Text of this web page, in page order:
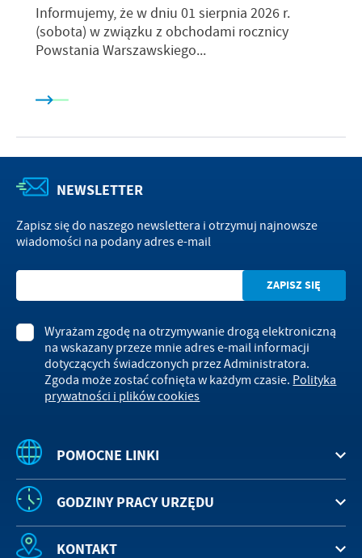
Informujemy, że w dniu 01 sierpnia 2026 r.
(sobota) w związku z obchodami rocznicy
Powstania Warszawskiego...
POMOCNE LINKI
NEWSLETTER
Zapisz się do naszego newslettera i otrzymuj najnowsze
wiadomości na podany adres e-mail
Wyrażam zgodę na otrzymywanie drogą elektroniczną
na wskazany przeze mnie adres e-mail informacji
dotyczących świadczonych przez Administratora.
Zgoda może zostać cofnięta w każdym czasie. Polityka
prywatności i plików cookies
GODZINY PRACY URZĘDU
KONTAKT